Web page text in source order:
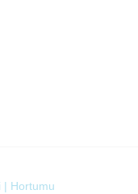
| Hortumu